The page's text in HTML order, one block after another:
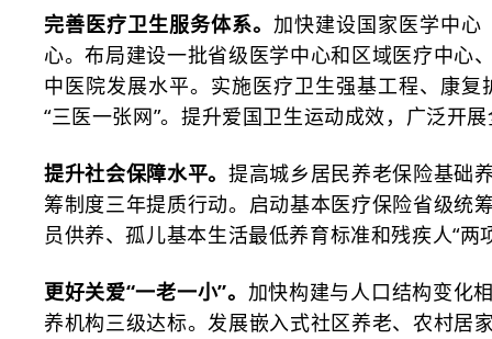
完善医疗卫生服务体系。 加快建设国家医学中
心。布局建设一批省级医学中心和区域医疗中心
中医院发展水平。实施医疗卫生强基工程、康
“三医一张网”。提升爱国卫生运动成效，广泛开
提升社会保障水平。提高城乡居民养老保险基础
筹制度三年提质行动。启动基本医疗保险省级统
员供养、孤儿基本生活最低养育标准和残疾人“两
更好关爱“一老一小”。 加快构建与人口结构变化
养机构三级达标。发展嵌入式社区养老、农村居